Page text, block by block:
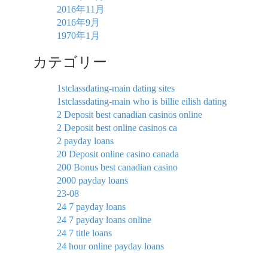
2016年11月
2016年9月
1970年1月
カテゴリー
1stclassdating-main dating sites
1stclassdating-main who is billie eilish dating
2 Deposit best canadian casinos online
2 Deposit best online casinos ca
2 payday loans
20 Deposit online casino canada
200 Bonus best canadian casino
2000 payday loans
23-08
24 7 payday loans
24 7 payday loans online
24 7 title loans
24 hour online payday loans